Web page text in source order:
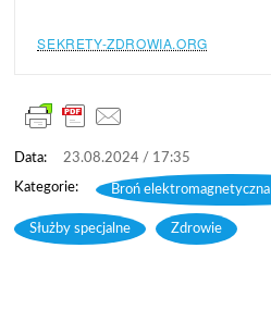
SEKRETY-ZDROWIA.ORG
23.08.2024 / 17:35
Broń
Służby specjalne , Zdrowie